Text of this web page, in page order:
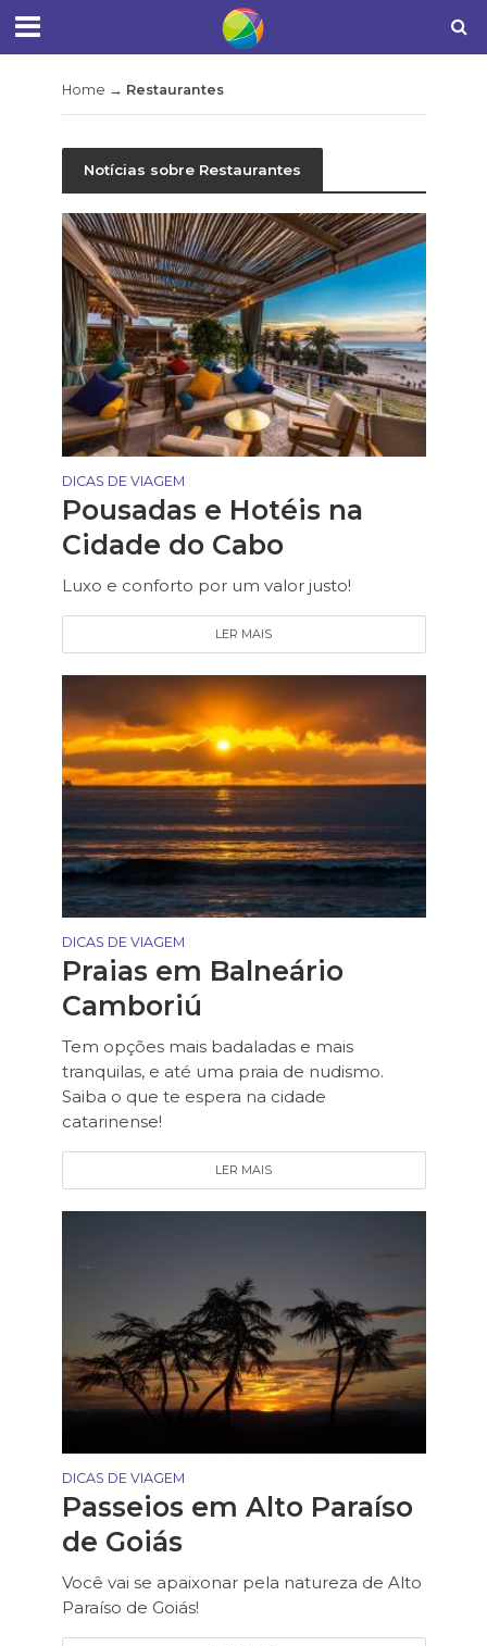
Home → Restaurantes
Notícias sobre Restaurantes
DICAS DE VIAGEM
Pousadas e Hotéis na
Cidade do Cabo
Luxo e conforto por um valor justo!
LER MAIS
DICAS DE VIAGEM
Praias em Balneário
Camboriú
Tem opções mais badaladas e mais
tranquilas, e até uma praia de nudismo.
Saiba o que te espera na cidade
catarinense!
LER MAIS
DICAS DE VIAGEM
Passeios em Alto Paraíso
de Goiás
Você vai se apaixonar pela natureza de Alto
Paraíso de Goiás!